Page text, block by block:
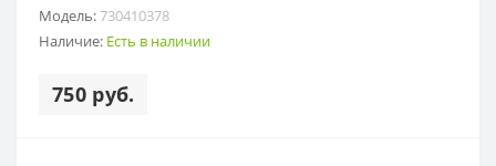
Модель:730410378
Наличие: Есть в наличии
750 руб.